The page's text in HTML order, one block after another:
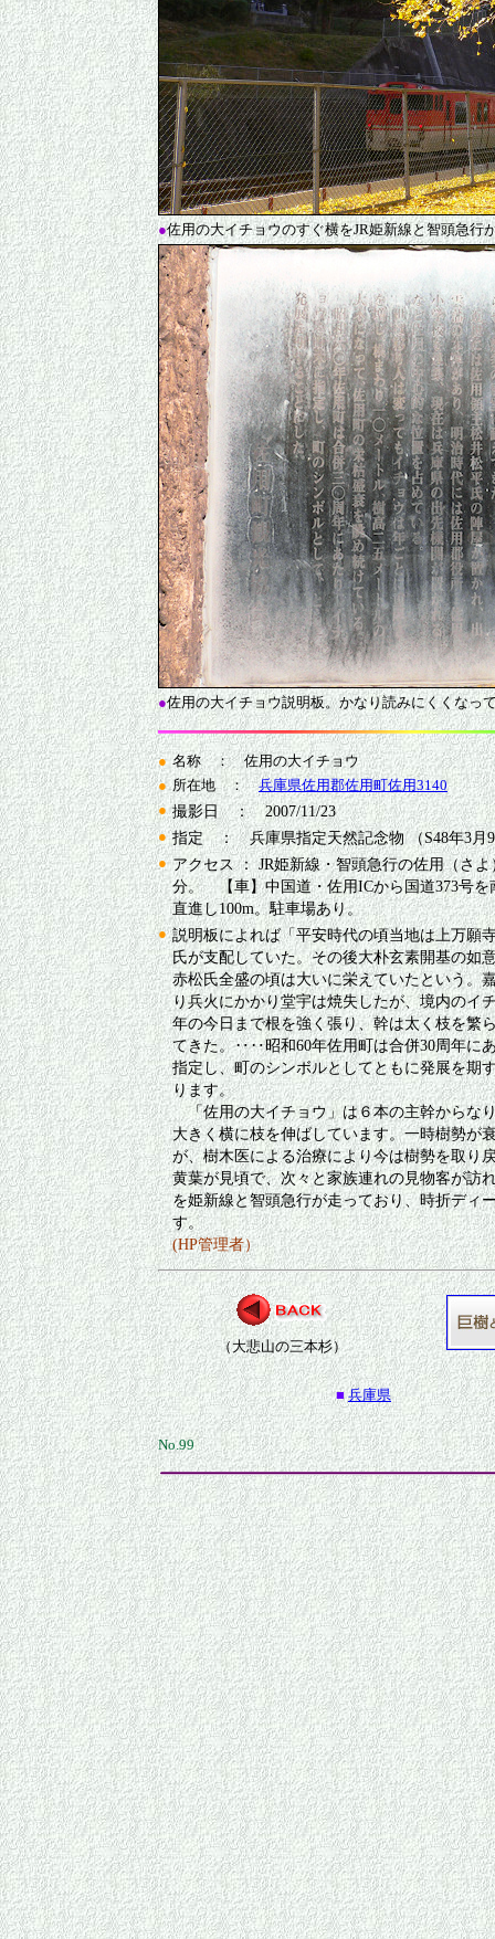
●佐用の大イチョウのすぐ横をJR姫新線と智頭急
●佐用の大イチョウ説明板。かなり読みにくくなっ
● 名称 ： 佐用の大イチョウ
● 所在地 ：兵庫県佐用郡佐用町佐用3140
● 撮影日 ： 2007/11/23
● 指定 ： 兵庫県指定天然記念物 （S48年3月
● アクセス ： JR姫新線・智頭急行の佐用（さ
分。 【車】中国道・佐用ICから国道373号を
直進し100m。駐車場あり。
● 説明板によれば「平安時代の頃当地は上万願
氏が支配していた。その後大朴玄素開基の如
赤松氏全盛の頃は大いに栄えていたという。
り兵火にかかり堂宇は焼失したが、境内のイ
年の今日まで根を強く張り、幹は太く枝を繁
てきた。‥‥昭和60年佐用町は合併30周年に
指定し、町のシンボルとしてともに発展を期
ります。
「佐用の大イチョウ」は６本の主幹からな
大きく横に枝を伸ばしています。一時樹勢が
が、樹木医による治療により今は樹勢を取り
黄葉が見頃で、次々と家族連れの見物客が訪
を姫新線と智頭急行が走っており、時折ディ
す。
(HP管理者）
（大悲山の三本杉）
■ 兵庫県
No.99